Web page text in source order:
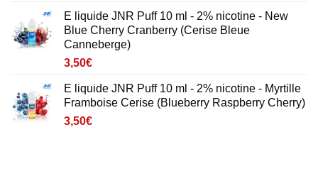
E liquide JNR Puff 10 ml - 2% nicotine - New
Blue Cherry Cranberry (Cerise Bleue
Canneberge)
3,50€
E liquide JNR Puff 10 ml - 2% nicotine - Myrtille
Framboise Cerise (Blueberry Raspberry Cherry)
3,50€